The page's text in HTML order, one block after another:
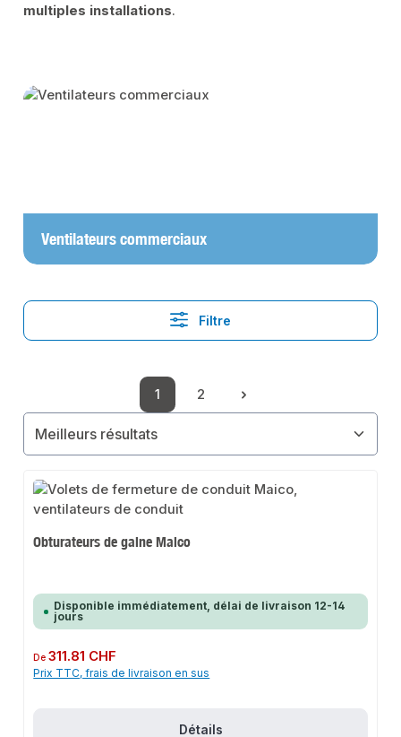
multiples installations.
Skip category gallery
Ventilateurs commerciaux
Filtre
Page
1
Page
2
Obturateurs de gaine Maico
Disponible immédiatement, délai de livraison 12-14
jours
Prix régulier :
De311.81 CHF
Prix TTC, frais de livraison en sus
Détails